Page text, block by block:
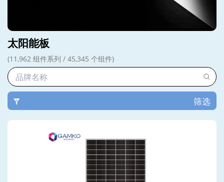
太阳能板
(11,962 组件系列 / 45,345 个组件)
筛选